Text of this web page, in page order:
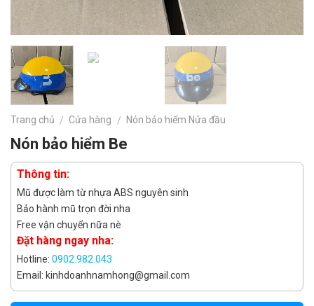
Trang chủ / Cửa hàng / Nón bảo hiểm Nửa đầu
Nón bảo hiểm Be
Thông tin:
Mũ được làm từ nhựa ABS nguyên sinh
Bảo hành mũ trọn đời nha
Free vận chuyển nữa nè
Đặt hàng ngay nha:
Hotline: 0902.982.043
Email: kinhdoanhnamhong@gmail.com